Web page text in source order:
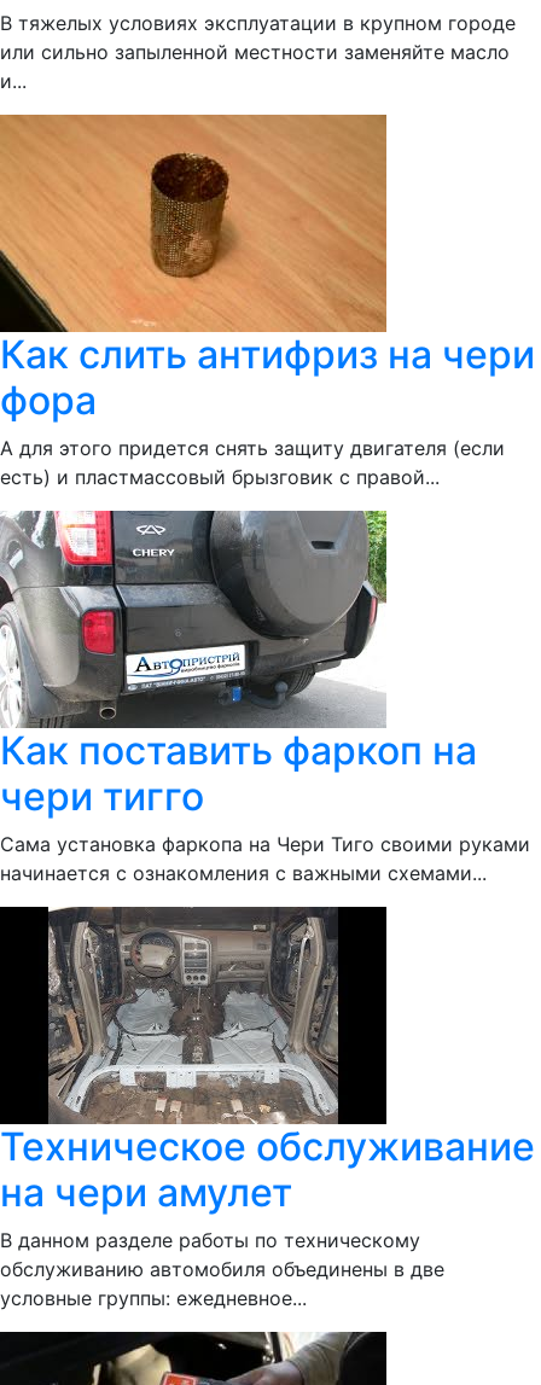
В тяжелых условиях эксплуатации в крупном городе
или сильно запыленной местности заменяйте масло
и...
Как слить антифриз на чери
фора
А для этого придется снять защиту двигателя (если
есть) и пластмассовый брызговик с правой...
Как поставить фаркоп на
чери тигго
Сама установка фаркопа на Чери Тиго своими руками
начинается с ознакомления с важными схемами...
Техническое обслуживание
на чери амулет
В данном разделе работы по техническому
обслуживанию автомобиля объединены в две
условные группы: ежедневное...